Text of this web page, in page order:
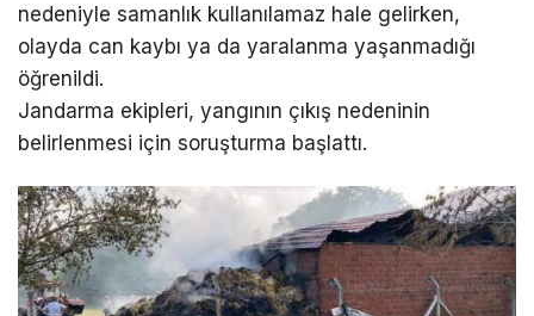
nedeniyle samanlık kullanılamaz hale gelirken,
olayda can kaybı ya da yaralanma yaşanmadığı
öğrenildi.
Jandarma ekipleri, yangının çıkış nedeninin
belirlenmesi için soruşturma başlattı.